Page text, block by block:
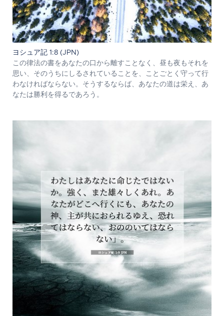
ヨシュア記 1:8 (JPN)
この律法の書をあなたの口から離すことなく、昼も夜もそれを
思い、そのうちにしるされていることを、ことごとく守って行
わなければならない。そうするならば、あなたの道は栄え、あ
なたは勝利を得るであろう。